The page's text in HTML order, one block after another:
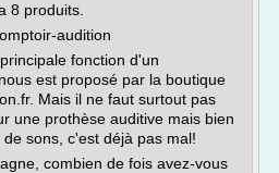
8 produits.
audition
fonction d'un
est proposé par la boutique
Mais il ne faut surtout pas
une prothèse auditive mais bien
sons, c'est déjà pas mal!
combien de fois avez-vous